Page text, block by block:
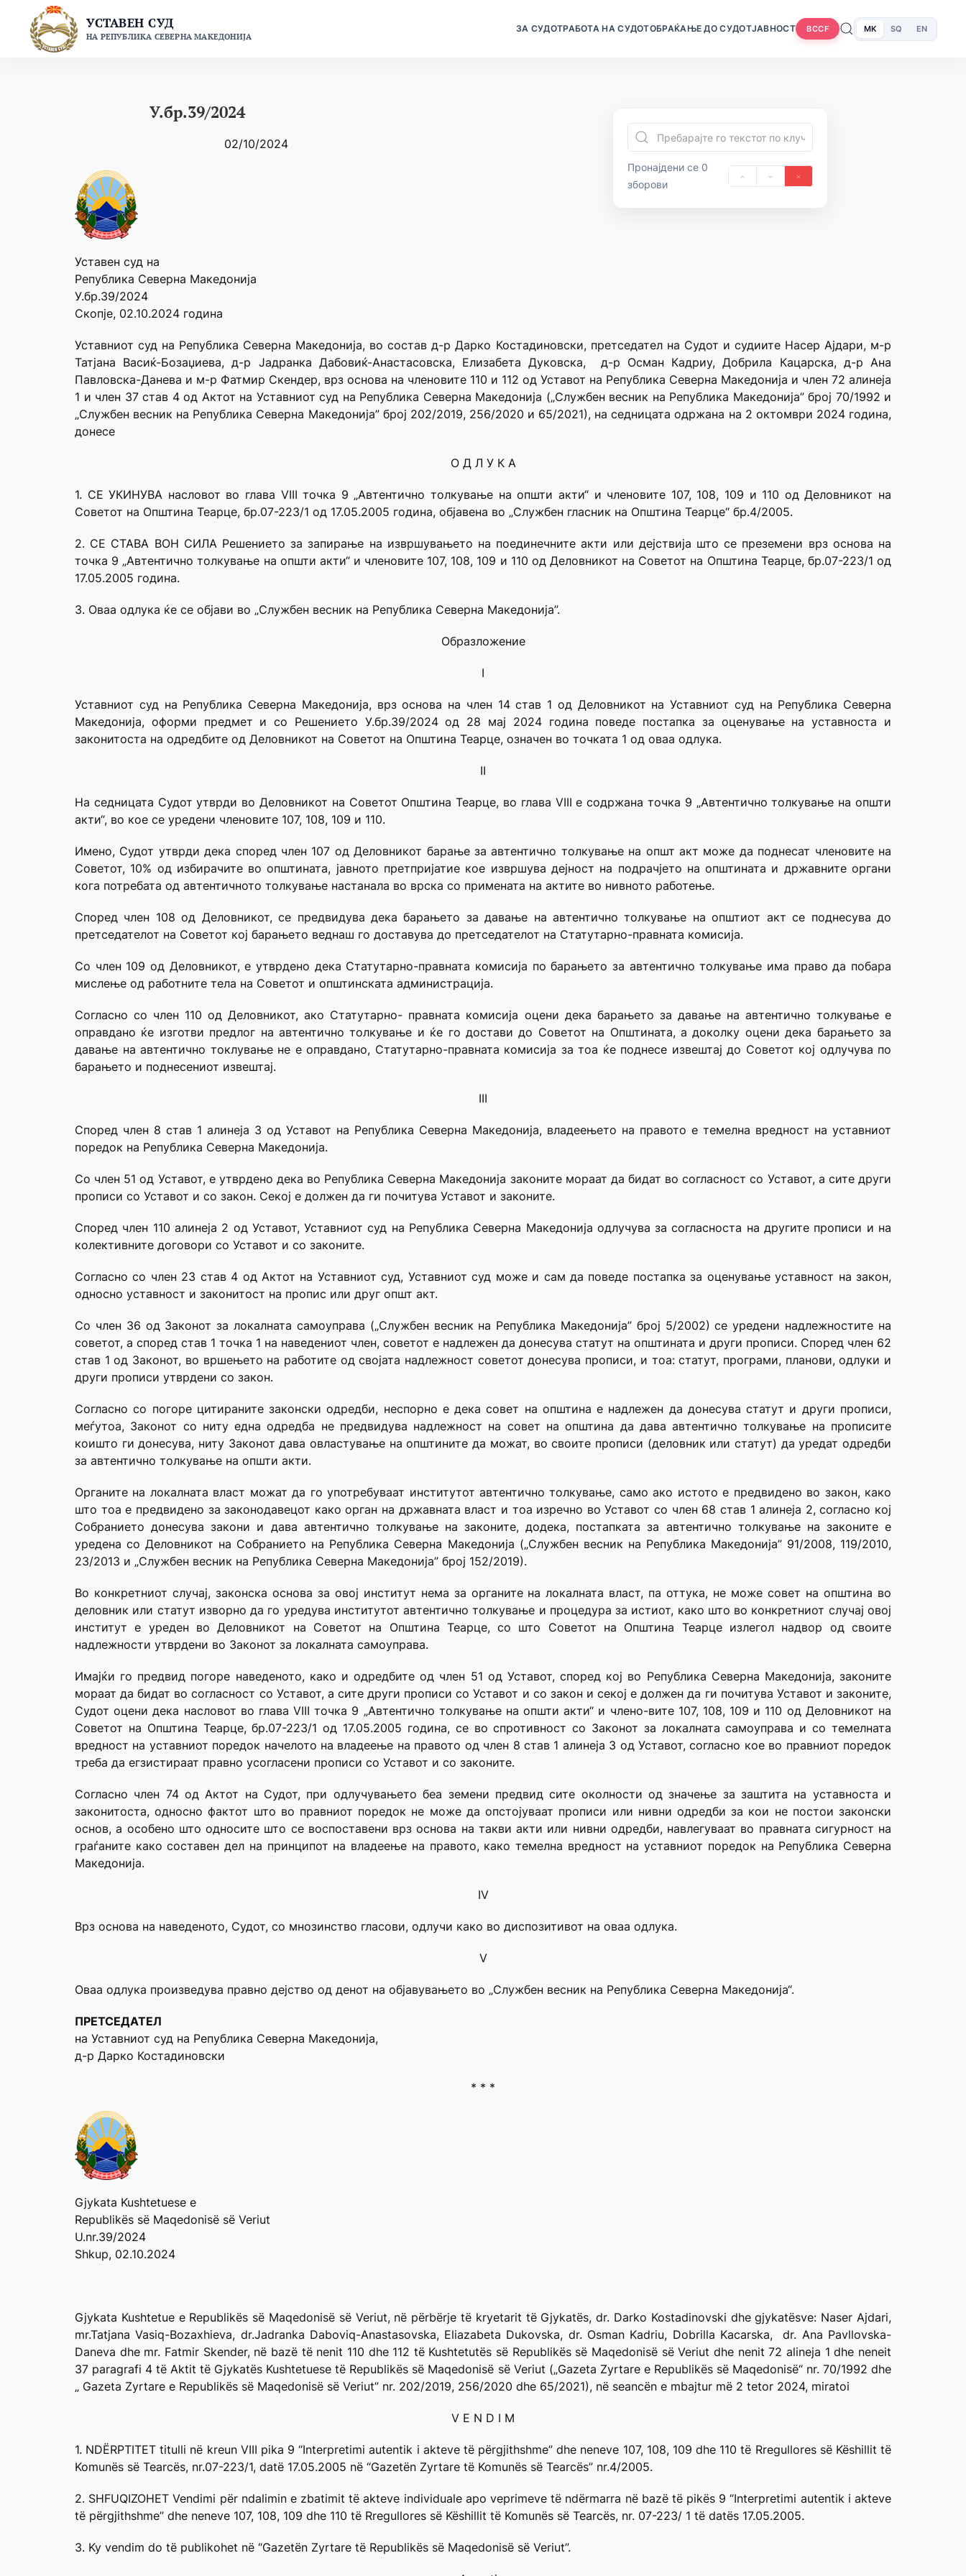
content
УСТАВЕН СУД
НА РЕПУБЛИКА СЕВЕРНА МАКЕДОНИЈА
ЗА СУДОТРАБОТА НА СУДОТОБРАЌАЊЕ ДО СУДОТЈАВНОСТ BCCF MK SQ EN
У.бр.39/2024
02/10/2024
Пронајдени се 0
зборови
Уставен суд на
Република Северна Македонија
У.бр.39/2024
Скопје, 02.10.2024 година
Уставниот суд на Република Северна Македонија, во состав д-р Дарко Костадиновски, претседател на Судот и судиите Насер Ајдари, м-р
Татјана Васиќ-Бозаџиева, д-р Јадранка Дабовиќ-Анастасовска, Елизабета Дуковска, д-р Осман Кадриу, Добрила Кацарска, д-р Ана
Павловска-Данева и м-р Фатмир Скендер, врз основа на членовите 110 и 112 од Уставот на Република Северна Македонија и член 72 алинеја
1 и член 37 став 4 од Актот на Уставниот суд на Република Северна Македонија („Службен весник на Република Македонија” број 70/1992 и
„Службен весник на Република Северна Македонија” број 202/2019, 256/2020 и 65/2021), на седницата одржана на 2 октомври 2024 година,
донесе
О Д Л У К А
1. СЕ УКИНУВА насловот во глава VIII точка 9 „Автентично толкување на општи акти“ и членовите 107, 108, 109 и 110 од Деловникот на
Советот на Општина Теарце, бр.07-223/1 од 17.05.2005 година, објавена во „Службен гласник на Општина Теарце“ бр.4/2005.
2. СЕ СТАВА ВОН СИЛА Решението за запирање на извршувањето на поединечните акти или дејствија што се преземени врз основа на
точка 9 „Автентично толкување на општи акти“ и членовите 107, 108, 109 и 110 од Деловникот на Советот на Општина Теарце, бр.07-223/1 од
17.05.2005 година.
3. Оваа одлука ќе се објави во „Службен весник на Република Северна Македонија”.
Образложение
I
Уставниот суд на Република Северна Македонија, врз основа на член 14 став 1 од Деловникот на Уставниот суд на Република Северна
Македонија, оформи предмет и со Решението У.бр.39/2024 од 28 мај 2024 година поведе постапка за оценување на уставноста и
законитоста на одредбите од Деловникот на Советот на Општина Теарце, означен во точката 1 од оваа одлука.
II
На седницата Судот утврди во Деловникот на Советот Општина Теарце, во глава VIII е содржана точка 9 „Автентично толкување на општи
акти“, во кое се уредени членовите 107, 108, 109 и 110.
Имено, Судот утврди дека според член 107 од Деловникот барање за автентично толкување на општ акт може да поднесат членовите на
Советот, 10% од избирачите во општината, јавното претпријатие кое извршува дејност на подрачјето на општината и државните органи
кога потребата од автентичното толкување настанала во врска со примената на актите во нивното работење.
Според член 108 од Деловникот, се предвидува дека барањето за давање на автентично толкување на општиот акт се поднесува до
претседателот на Советот кој барањето веднаш го доставува до претседателот на Статутарно-правната комисија.
Со член 109 од Деловникот, е утврдено дека Статутарно-правната комисија по барањето за автентично толкување има право да побара
мислење од работните тела на Советот и општинската администрација.
Согласно со член 110 од Деловникот, ако Статутарно- правната комисија оцени дека барањето за давање на автентично толкување е
оправдано ќе изготви предлог на автентично толкување и ќе го достави до Советот на Општината, а доколку оцени дека барањето за
давање на автентично токлување не е оправдано, Статутарно-правната комисија за тоа ќе поднесе извештај до Советот кој одлучува по
барањето и поднесениот извештај.
III
Според член 8 став 1 алинеја 3 од Уставот на Република Северна Македонија, владеењето на правото е темелна вредност на уставниот
поредок на Република Северна Македонија.
Со член 51 од Уставот, е утврдено дека во Република Северна Македонија законите мораат да бидат во согласност со Уставот, а сите други
прописи со Уставот и со закон. Секој е должен да ги почитува Уставот и законите.
Според член 110 алинеја 2 од Уставот, Уставниот суд на Република Северна Македонија одлучува за согласноста на другите прописи и на
колективните договори со Уставот и со законите.
Согласно со член 23 став 4 од Актот на Уставниот суд, Уставниот суд може и сам да поведе постапка за оценување уставност на закон,
односно уставност и законитост на пропис или друг општ акт.
Со член 36 од Законот за локалната самоуправа („Службен весник на Република Македонија” број 5/2002) се уредени надлежностите на
советот, а според став 1 точка 1 на наведениот член, советот е надлежен да донесува статут на општината и други прописи. Според член 62
став 1 од Законот, во вршењето на работите од својата надлежност советот донесува прописи, и тоа: статут, програми, планови, одлуки и
други прописи утврдени со закон.
Согласно со погоре цитираните законски одредби, неспорно е дека совет на општина е надлежен да донесува статут и други прописи,
меѓутоа, Законот со ниту една одредба не предвидува надлежност на совет на општина да дава автентично толкување на прописите
коишто ги донесува, ниту Законот дава овластување на општините да можат, во своите прописи (деловник или статут) да уредат одредби
за автентично толкување на општи акти.
Органите на локалната власт можат да го употребуваат институтот автентично толкување, само ако истото е предвидено во закон, како
што тоа е предвидено за законодавецот како орган на државната власт и тоа изречно во Уставот со член 68 став 1 алинеја 2, согласно кој
Собранието донесува закони и дава автентично толкување на законите, додека, постапката за автентично толкување на законите е
уредена со Деловникот на Собранието на Република Северна Македонија („Службен весник на Република Македонија” 91/2008, 119/2010,
23/2013 и „Службен весник на Република Северна Македонија” број 152/2019).
Во конкретниот случај, законска основа за овој институт нема за органите на локалната власт, па оттука, не може совет на општина во
деловник или статут изворно да го уредува институтот автентично толкување и процедура за истиот, како што во конкретниот случај овој
институт е уреден во Деловникот на Советот на Општина Теарце, со што Советот на Општина Теарце излегол надвор од своите
надлежности утврдени во Законот за локалната самоуправа.
Имајќи го предвид погоре наведеното, како и одредбите од член 51 од Уставот, според кој во Република Северна Македонија, законите
мораат да бидат во согласност со Уставот, а сите други прописи со Уставот и со закон и секој е должен да ги почитува Уставот и законите,
Судот оцени дека насловот во глава VIII точка 9 „Автентично толкување на општи акти“ и члено-вите 107, 108, 109 и 110 од Деловникот на
Советот на Општина Теарце, бр.07-223/1 од 17.05.2005 година, се во спротивност со Законот за локалната самоуправа и со темелната
вредност на уставниот поредок начелото на владеење на правото од член 8 став 1 алинеја 3 од Уставот, согласно кое во правниот поредок
треба да егзистираат правно усогласени прописи со Уставот и со законите.
Согласно член 74 од Актот на Судот, при одлучувањето беа земени предвид сите околности од значење за заштита на уставноста и
законитоста, односно фактот што во правниот поредок не може да опстојуваат прописи или нивни одредби за кои не постои законски
основ, а особено што односите што се воспоставени врз основа на такви акти или нивни одредби, навлегуваат во правната сигурност на
граѓаните како составен дел на принципот на владеење на правото, како темелна вредност на уставниот поредок на Република Северна
Македонија.
IV
Врз основа на наведеното, Судот, со мнозинство гласови, одлучи како во диспозитивот на оваа одлука.
V
Оваа одлука произведува правно дејство од денот на објавувањето во „Службен весник на Република Северна Македонија“.
ПРЕТСЕДАТЕЛ
на Уставниот суд на Република Северна Македонија,
д-р Дарко Костадиновски
* * *
Gjykata Kushtetuese e
Republikës së Maqedonisë së Veriut
U.nr.39/2024
Shkup, 02.10.2024
Gjykata Kushtetue e Republikës së Maqedonisë së Veriut, në përbërje të kryetarit të Gjykatës, dr. Darko Kostadinovski dhe gjykatësve: Naser Ajdari,
mr.Tatjana Vasiq-Bozaxhieva, dr.Jadranka Daboviq-Anastasovska, Eliazabeta Dukovska, dr. Osman Kadriu, Dobrilla Kacarska, dr. Ana Pavllovska-
Daneva dhe mr. Fatmir Skender, në bazë të nenit 110 dhe 112 të Kushtetutës së Republikës së Maqedonisë së Veriut dhe nenit 72 alineja 1 dhe neneit
37 paragrafi 4 të Aktit të Gjykatës Kushtetuese të Republikës së Maqedonisë së Veriut („Gazeta Zyrtare e Republikës së Maqedonisë“ nr. 70/1992 dhe
„ Gazeta Zyrtare e Republikës së Maqedonisë së Veriut” nr. 202/2019, 256/2020 dhe 65/2021), në seancën e mbajtur më 2 tetor 2024, miratoi
V E N D I M
1. NDËRPTITET titulli në kreun VIII pika 9 “Interpretimi autentik i akteve të përgjithshme” dhe neneve 107, 108, 109 dhe 110 të Rregullores së Këshillit të
Komunës së Tearcës, nr.07-223/1, datë 17.05.2005 në “Gazetën Zyrtare të Komunës së Tearcës” nr.4/2005.
2. SHFUQIZOHET Vendimi për ndalimin e zbatimit të akteve individuale apo veprimeve të ndërmarra në bazë të pikës 9 “Interpretimi autentik i akteve
të përgjithshme” dhe neneve 107, 108, 109 dhe 110 të Rregullores së Këshillit të Komunës së Tearcës, nr. 07-223/ 1 të datës 17.05.2005.
3. Ky vendim do të publikohet në “Gazetën Zyrtare të Republikës së Maqedonisë së Veriut”.